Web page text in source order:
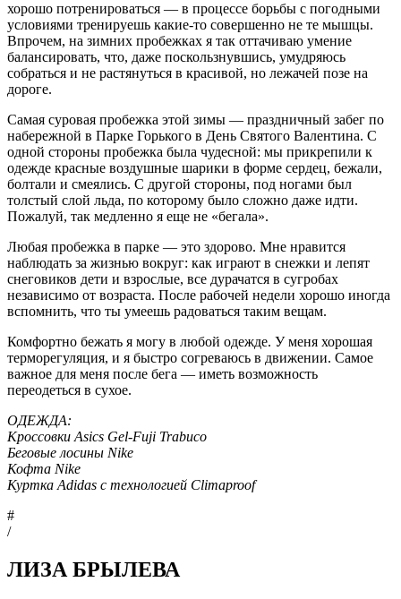
хорошо потренироваться — в процессе борьбы с погодными
условиями тренируешь какие-то совершенно не те мышцы.
Впрочем, на зимних пробежках я так оттачиваю умение
балансировать, что, даже поскользнувшись, умудряюсь
собраться и не растянуться в красивой, но лежачей позе на
дороге.
Самая суровая пробежка этой зимы — праздничный забег по
набережной в Парке Горького в День Святого Валентина. С
одной стороны пробежка была чудесной: мы прикрепили к
одежде красные воздушные шарики в форме сердец, бежали,
болтали и смеялись. С другой стороны, под ногами был
толстый слой льда, по которому было сложно даже идти.
Пожалуй, так медленно я еще не «бегала».
Любая пробежка в парке — это здорово. Мне нравится
наблюдать за жизнью вокруг: как играют в снежки и лепят
снеговиков дети и взрослые, все дурачатся в сугробах
независимо от возраста. После рабочей недели хорошо иногда
вспомнить, что ты умеешь радоваться таким вещам.
Комфортно бежать я могу в любой одежде. У меня хорошая
терморегуляция, и я быстро согреваюсь в движении. Самое
важное для меня после бега — иметь возможность
переодеться в сухое.
ОДЕЖДА:
Кроссовки Asics Gel-Fuji Trabuco
Беговые лосины Nike
Кофта Nike
Куртка Adidas с технологией Climaproof
#
/
ЛИЗА БРЫЛЕВА